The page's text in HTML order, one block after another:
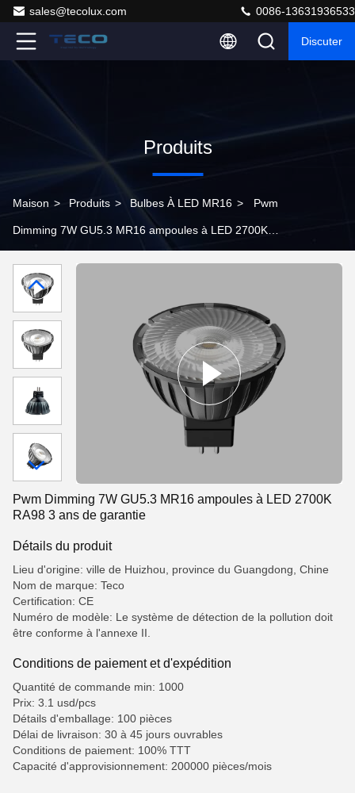
sales@tecolux.com 0086-13631936533
Discuter
Produits
Maison > Produits > Bulbes À LED MR16 > Pwm
Dimming 7W GU5.3 MR16 ampoules à LED 2700K
Pwm Dimming 7W GU5.3 MR16 ampoules à LED 2700K
RA98 3 ans de garantie
Détails du produit
Lieu d'origine: ville de Huizhou, province du Guangdong, Chine
Nom de marque: Teco
Certification: CE
Numéro de modèle: Le système de détection de la pollution doit
être conforme à l'annexe II.
Conditions de paiement et d'expédition
Quantité de commande min: 1000
Prix: 3.1 usd/pcs
Détails d'emballage: 100 pièces
Délai de livraison: 30 à 45 jours ouvrables
Conditions de paiement: 100% TTT
Capacité d'approvisionnement: 200000 pièces/mois